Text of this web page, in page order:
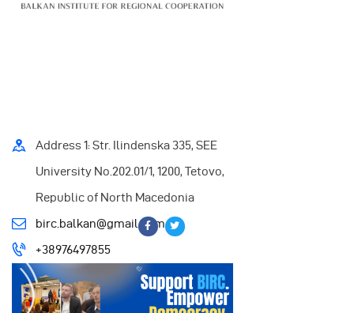
Address 1: Str. Ilindenska 335, SEE
University No.202.01/1, 1200, Tetovo,
Republic of North Macedonia
birc.balkan@gmail.com
+38976497855